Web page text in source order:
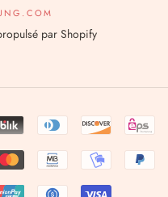
par Shopify